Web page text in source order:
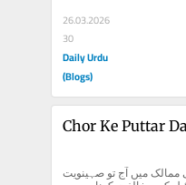
26.03.2026
30
Daily Urdu
(Blogs)
Chor Ke Puttar
امریکہ اور یورپی ممالک میں آج تو صہینویت